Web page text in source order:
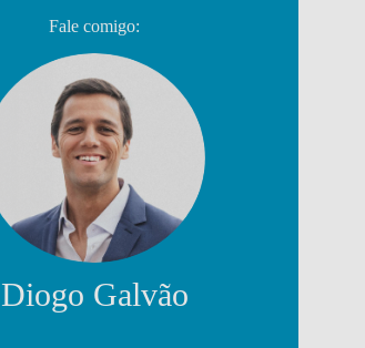
Fale comigo:
Diogo Galvão